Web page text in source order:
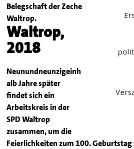
Belegschaft der Zeche
Waltrop.
Waltrop,
2018
Neunundneunzigeinh
alb Jahre später
findet sich ein
Arbeitskreis in der
SPD Waltrop
zusammen, um die
Feierlichkeiten zum 100. Geburtstag